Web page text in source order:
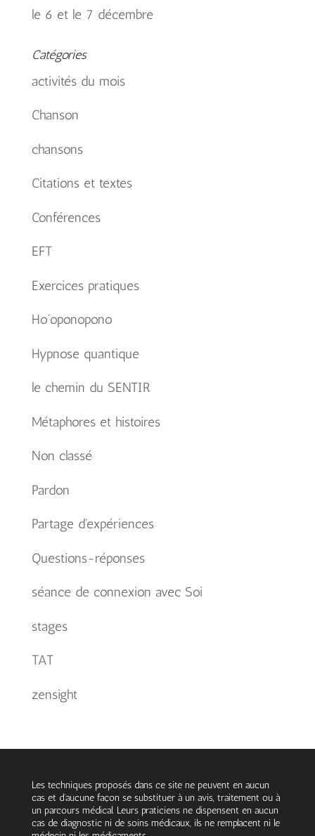
le 6 et le 7 décembre
Catégories
activités du mois
Chanson
chansons
Citations et textes
Conférences
EFT
Exercices pratiques
Ho'oponopono
Hypnose quantique
le chemin du SENTIR
Métaphores et histoires
Non classé
Pardon
Partage d'expériences
Questions-réponses
séance de connexion avec Soi
stages
TAT
zensight
Les techniques proposés dans ce site ne peuvent en aucun
cas et d’aucune façon se substituer à un avis, traitement ou à
un parcours médical. Leurs praticiens ne dispensent en aucun
cas de diagnostic ni de soins médicaux, ils ne remplacent ni le